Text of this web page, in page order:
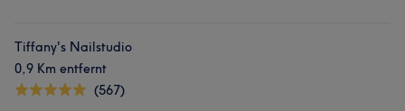
Tiffany's Nailstudio
0,9 Km entfernt
(567)